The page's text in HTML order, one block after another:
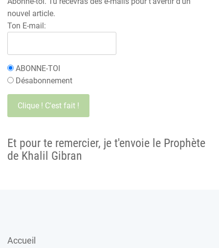
nouvel article.
Ton E-mail:
ABONNE-TOI
Désabonnement
Et pour te remercier, je t'envoie le Prophète
de Khalil Gibran
Accueil